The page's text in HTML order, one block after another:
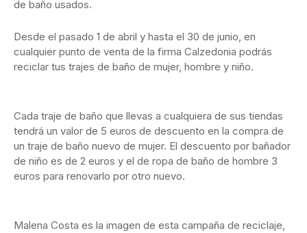
de baño usados.
Desde el pasado 1 de abril y hasta el 30 de junio, en
cualquier punto de venta de la firma Calzedonia podrás
reciclar tus trajes de baño de mujer, hombre y niño.
Cada traje de baño que llevas a cualquiera de sus tiendas
tendrá un valor de 5 euros de descuento en la compra de
un traje de baño nuevo de mujer. El descuento por bañador
de niño es de 2 euros y el de ropa de baño de hombre 3
euros para renovarlo por otro nuevo.
Malena Costa es la imagen de esta campaña de reciclaje,